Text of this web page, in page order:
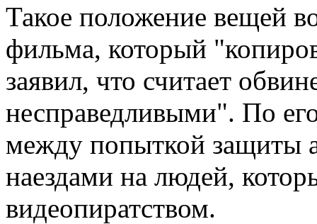
Такое положение вещей
фильма, который
заявил, что считает
несправедливыми". По
между попыткой защиты
наездами на людей,
видеопиратством.